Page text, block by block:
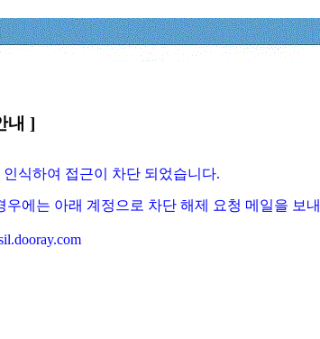
내 ]
식하여 접근이 차단 되었습니다.
에는 아래 계정으로 차단 해제 요청 메일을 보내